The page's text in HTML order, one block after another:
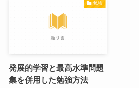
勉強
発展的学習と最高水準問題
集を併用した勉強方法